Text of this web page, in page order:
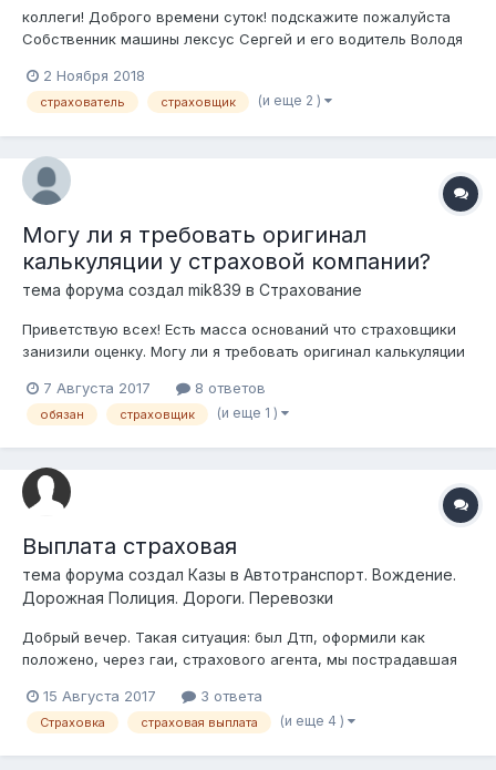
коллеги! Доброго времени суток! подскажите пожалуйста
Собственник машины лексус Сергей и его водитель Володя
Володя попал в ДТП без участия других машин, т.е. в
гололед влетел в отбойники и протаранил их. оформили
2 Ноября 2018
страхователь страховщик (и еще 2 )
Могу ли я требовать оригинал
калькуляции у страховой компании?
тема форума создал mik839 в Страхование
Приветствую всех! Есть масса оснований что страховщики
занизили оценку. Могу ли я требовать оригинал калькуляции
они её предоставить? п. 5 ст. 22 Закона РК от 1 июля 2003
года № 446-II «Об обязательном страховании гражданско-
7 Августа 2017 8 ответов
обязан страховщик (и еще 1 )
Выплата страховая
тема форума создал Казы в Автотранспорт. Вождение.
Дорожная Полиция. Дороги. Перевозки
Добрый вечер. Такая ситуация: был Дтп, оформили как
положено, через гаи, страхового агента, мы пострадавшая
100 000 тенге, фактическая сумма ущерба в СТО оценили в 4
500 000 тенге. В каком порядке в данном случае
15 Августа 2017 3 ответа
Страховка страховая выплата (и еще 4 )